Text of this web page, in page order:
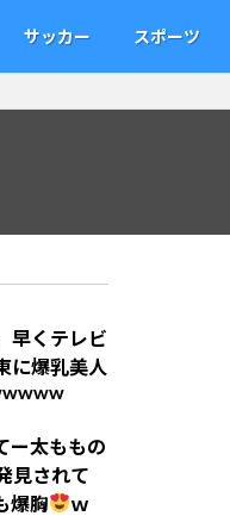
サッカー スポーツ
早くテレビ
に爆乳美人
ー太ももの
見されて
爆胸
ｗ